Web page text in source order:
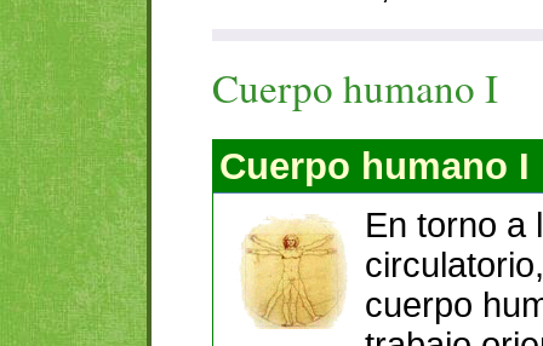
Cuerpo humano I
Cuerpo humano I
En torno a
cuerpo